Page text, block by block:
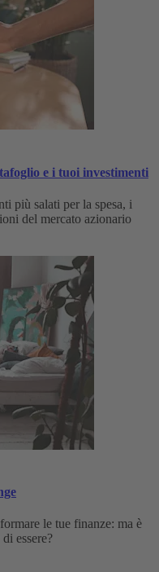
e i tuoi investimenti
più salati per la spesa, i
del mercato azionario
le tue finanze: ma è
essere?